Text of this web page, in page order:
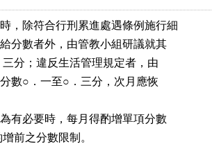
，除符合行刑累進處遇條例施行細
分數者外，由管教小組研議就其
三分；違反生活管理規定者，由
分數○．一至○．三分，次月應恢
有必要時，每月得酌增單項分數
前之分數限制。